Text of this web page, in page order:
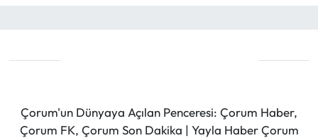
Çorum'un Dünyaya Açılan Penceresi: Çorum Haber,
Çorum FK, Çorum Son Dakika | Yayla Haber Çorum